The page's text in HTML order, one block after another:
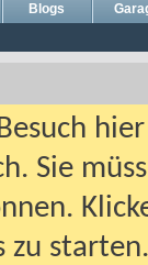
Blogs
Sie
zu